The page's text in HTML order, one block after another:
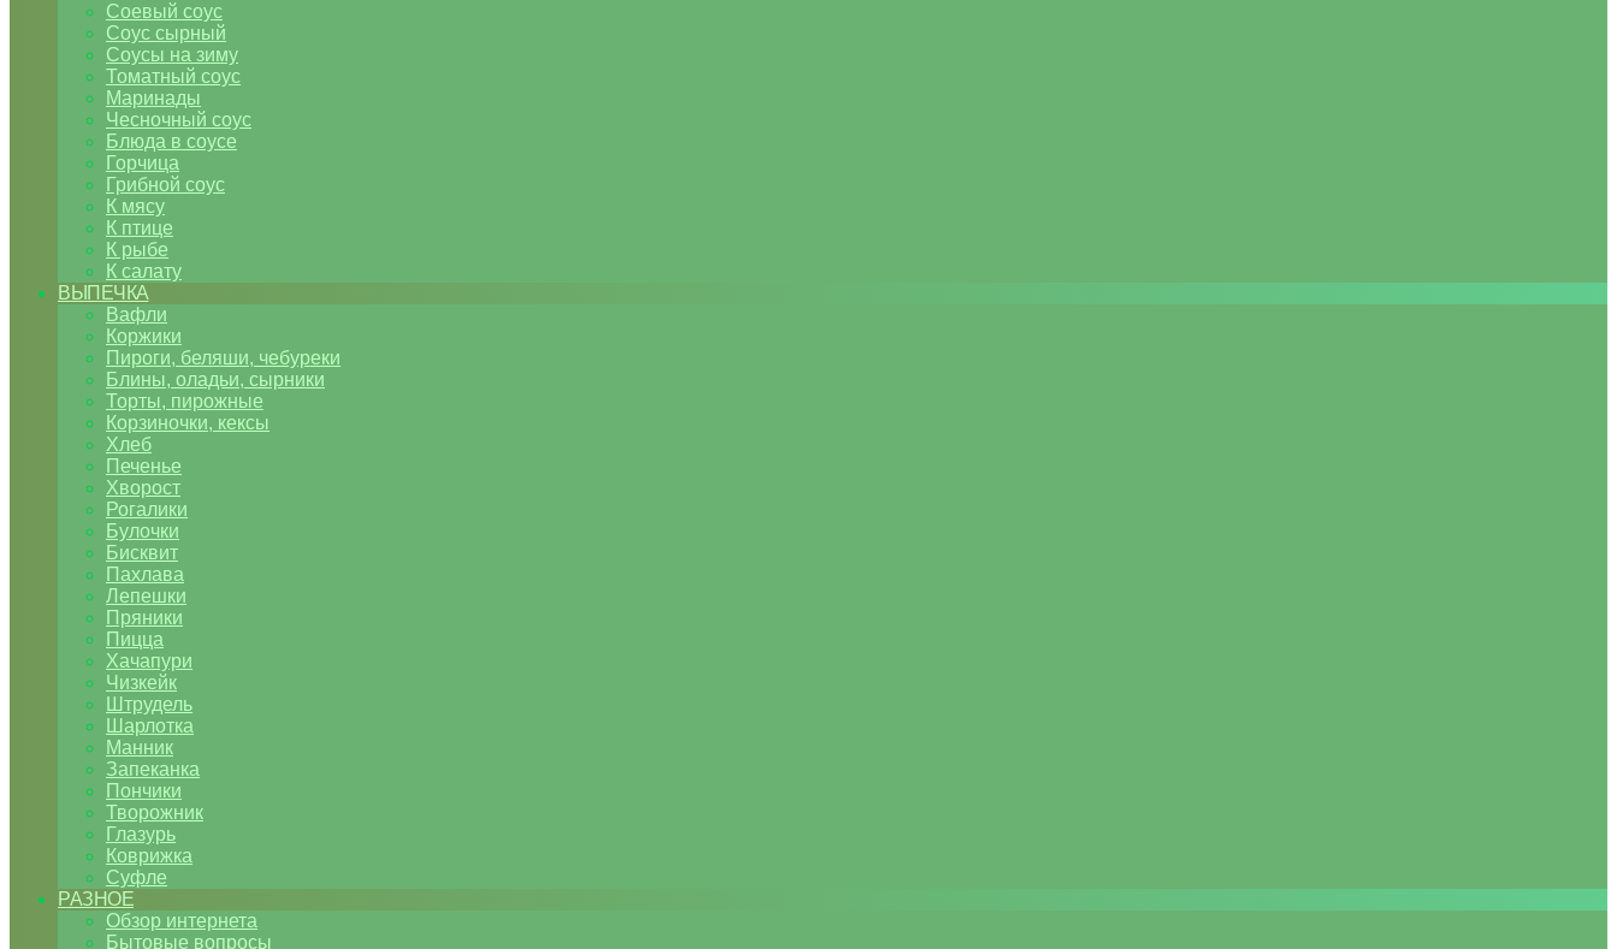
Соевый соус
Соус сырный
Соусы на зиму
Томатный соус
Маринады
Чесночный соус
Блюда в соусе
Горчица
Грибной соус
К мясу
К птице
К рыбе
К салату
ВЫПЕЧКА
Вафли
Коржики
Пироги, беляши, чебуреки
Блины, оладьи, сырники
Торты, пирожные
Корзиночки, кексы
Хлеб
Печенье
Хворост
Рогалики
Булочки
Бисквит
Пахлава
Лепешки
Пряники
Пицца
Хачапури
Чизкейк
Штрудель
Шарлотка
Манник
Запеканка
Пончики
Творожник
Глазурь
Коврижка
Суфле
РАЗНОЕ
Обзор интернета
Бытовые вопросы